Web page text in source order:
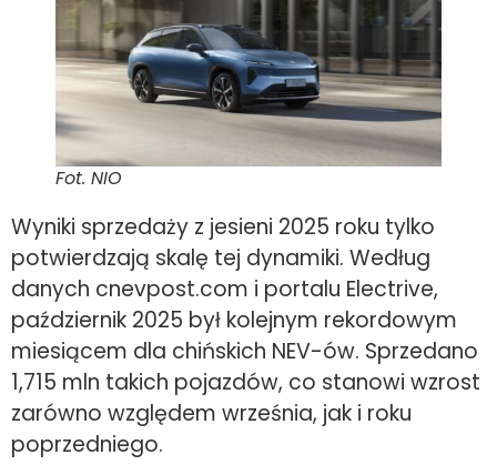
Fot. NIO
Wyniki sprzedaży z jesieni 2025 roku tylko
potwierdzają skalę tej dynamiki. Według
danych cnevpost.com i portalu Electrive,
październik 2025 był kolejnym rekordowym
miesiącem dla chińskich NEV-ów. Sprzedano
1,715 mln takich pojazdów, co stanowi wzrost
zarówno względem września, jak i roku
poprzedniego.